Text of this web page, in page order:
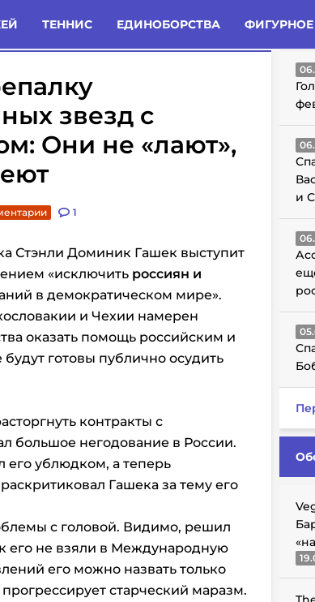
ТЕННИС ЕДИНОБОРСТВА
Новости
звезд с
Они не «лают»,
1
Стэнли Доминик Гашек выступит
«исключить россиян и
в демократическом мире».
и Чехии намерен
оказать помощь российским и
готовы публично осудить
контракты с
большое негодование в России.
его ублюдком, а теперь
Гашека за тему его
с головой. Видимо, решил
его не взяли в Международную
его можно назвать только
старческий маразм.
и